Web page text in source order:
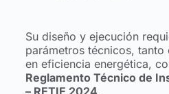
Su diseño y ejecución
parámetros técnicos, tanto
en eficiencia energética,
Reglamento Técnico de
– RETIE 2024.